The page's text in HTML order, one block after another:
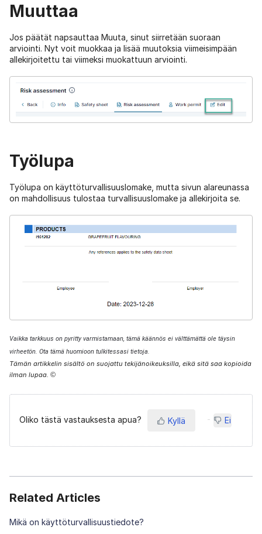
Muuttaa
Jos päätät napsauttaa Muuta, sinut siirretään suoraan
arviointi. Nyt voit muokkaa ja lisää muutoksia viimeisimpään
allekirjoitettu tai viimeksi muokattuun arviointi.
Työlupa
Työlupa on käyttöturvallisuuslomake, mutta sivun alareunassa
on mahdollisuus tulostaa turvallisuuslomake ja allekirjoita se.
Vaikka tarkkuus on pyritty varmistamaan, tämä käännös ei välttämättä ole täysin
virheetön. Ota tämä huomioon tulkitessasi tietoja.
Tämän artikkelin sisältö on suojattu tekijänoikeuksilla, eikä sitä saa kopioida
ilman lupaa. ©
Oliko tästä vastauksesta apua? Kyllä Ei
Related Articles
Mikä on käyttöturvallisuustiedote?